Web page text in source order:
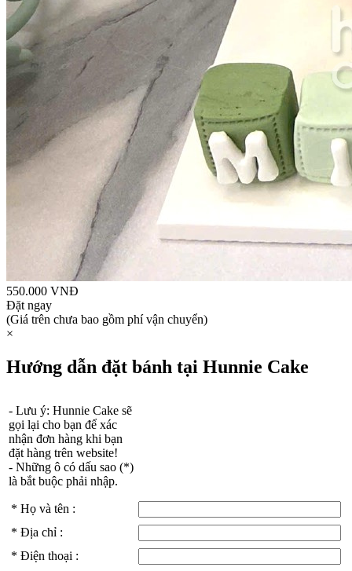
550.000 VNĐ
Đặt ngay
(Giá trên chưa bao gồm phí vận chuyển)
×
Hướng dẫn đặt bánh tại Hunnie Cake
- Lưu ý: Hunnie Cake sẽ
gọi lại cho bạn để xác
nhận đơn hàng khi bạn
đặt hàng trên website!
- Những ô có dấu sao (*)
là bắt buộc phải nhập.
* Họ và tên :
* Địa chỉ :
* Điện thoại :